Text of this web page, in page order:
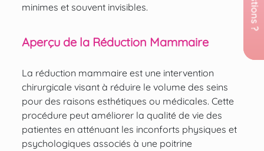
minimes et souvent invisibles.
Aperçu de la Réduction Mammaire
La réduction mammaire est une intervention
chirurgicale visant à réduire le volume des seins
pour des raisons esthétiques ou médicales. Cette
procédure peut améliorer la qualité de vie des
patientes en atténuant les inconforts physiques et
psychologiques associés à une poitrine